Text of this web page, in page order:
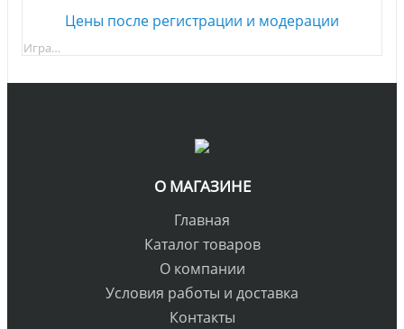
Цены после регистрации и модерации
Игра…
О МАГАЗИНЕ
Главная
Каталог товаров
О компании
Условия работы и доставка
Контакты